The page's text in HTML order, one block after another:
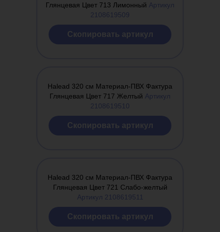
Глянцевая Цвет 713 Лимонный Артикул
2108619509
Cкопировать артикул
Halead 320 см Материал-ПВХ Фактура
Глянцевая Цвет 717 Желтый Артикул
2108619510
Cкопировать артикул
Halead 320 см Материал-ПВХ Фактура
Глянцевая Цвет 721 Слабо-желтый
Артикул 2108619511
Cкопировать артикул